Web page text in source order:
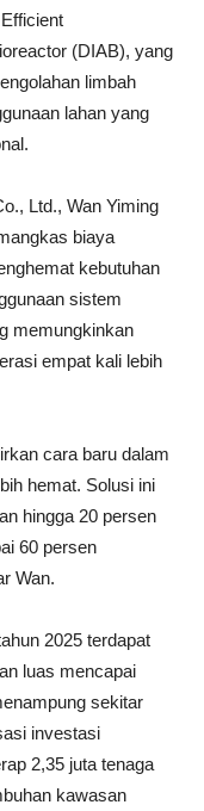
(DIAB), yang
limbah
lahan yang
Ltd., Wan Yiming
biaya
kebutuhan
sistem
memungkinkan
empat kali lebih
cara baru dalam
hemat. Solusi ini
hingga 20 persen
60 persen
Wan.
2025 terdapat
luas mencapai
sekitar
investasi
2,35 juta tenaga
kawasan